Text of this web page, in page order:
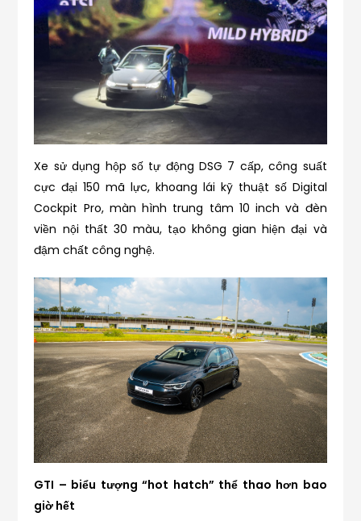
Xe sử dụng hộp số tự động DSG 7 cấp, công suất
cực đại 150 mã lực, khoang lái kỹ thuật số Digital
Cockpit Pro, màn hình trung tâm 10 inch và đèn
viền nội thất 30 màu, tạo không gian hiện đại và
đậm chất công nghệ.
GTI – biểu tượng “hot hatch” thể thao hơn bao
giờ hết